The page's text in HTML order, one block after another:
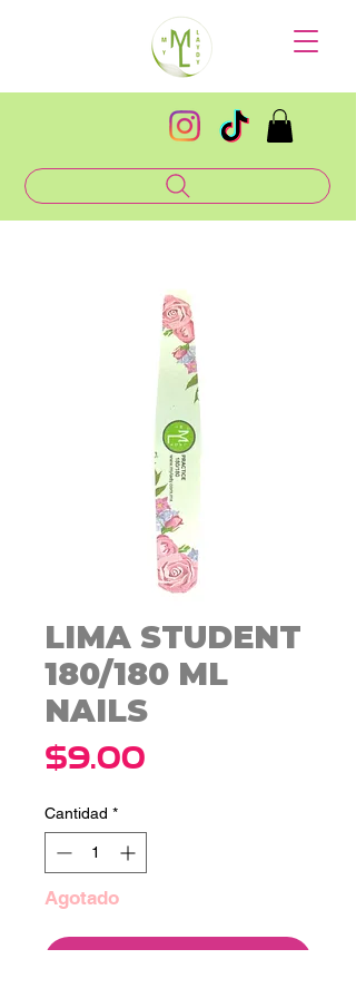
LIMA STUDENT
180/180 ML
NAILS
$9.00
Cantidad *
Agotado